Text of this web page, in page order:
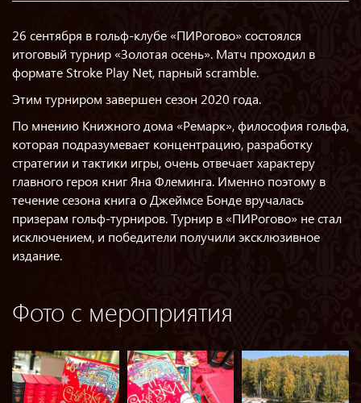
26 сентября в гольф-клубе «ПИРогово» состоялся
итоговый турнир «Золотая осень». Матч проходил в
формате Stroke Play Net, парный scramble.
Этим турниром завершен сезон 2020 года.
По мнению Книжного дома «Ремарк», философия гольфа,
которая подразумевает концентрацию, разработку
стратегии и тактики игры, очень отвечает характеру
главного героя книг Яна Флеминга. Именно поэтому в
течение сезона книга о Джеймсе Бонде вручалась
призерам гольф-турниров. Турнир в «ПИРогово» не стал
исключением, и победители получили эксклюзивное
издание.
Фото с мероприятия